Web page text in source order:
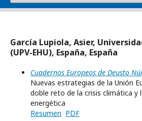
García Lupiola, Asier,
(UPV-EHU), España, España
Cuadernos Europeos de Deusto
Nuevas estrategias de la Unión
doble reto de la crisis climática y
energética
Resumen PDF